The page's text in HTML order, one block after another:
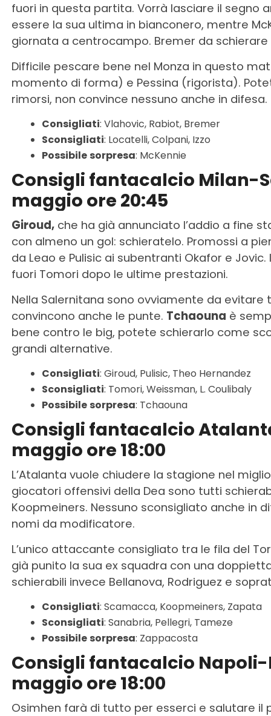
fuori in questa partita. Vorrà lasciare il segno
essere la sua ultima in bianconero, mentre
giornata a centrocampo. Bremer da
Difficile pescare bene nel Monza in questo
momento di forma) e Pessina (rigorista).
rimorsi, non convince nessuno anche in difesa.
Consigliati: Vlahovic, Rabiot, Bremer
Sconsigliati: Locatelli, Colpani, Izzo
Possibile sorpresa: McKennie
Consigli fantacalcio Milan-
maggio ore 20:45
Giroud,che ha già annunciato l’addio a fine
con almeno un gol: schieratelo. Promossi a
da Leao e Pulisic ai subentranti Okafor e
fuori Tomori dopo le ultime prestazioni.
Nella Salernitana sono ovviamente da
convincono anche le punte. Tchaouna è
bene contro le big, potete schierarlo come
grandi alternative.
Consigliati: Giroud, Pulisic, Theo Hernandez
Sconsigliati: Tomori, Weissman, L. Coulibaly
Possibile sorpresa: Tchaouna
Consigli fantacalcio
maggio ore 18:00
L’Atalanta vuole chiudere la stagione nel
giocatori offensivi della Dea sono tutti
Koopmeiners. Nessuno sconsigliato anche in
nomi da modificatore.
L’unico attaccante consigliato tra le fila del
già punito la sua ex squadra con una
schierabili invece Bellanova, Rodriguez e
Consigliati: Scamacca, Koopmeiners, Zapata
Sconsigliati: Sanabria, Pellegri, Tameze
Possibile sorpresa: Zappacosta
Consigli fantacalcio Napoli-
maggio ore 18:00
Osimhen farà di tutto per esserci e salutare